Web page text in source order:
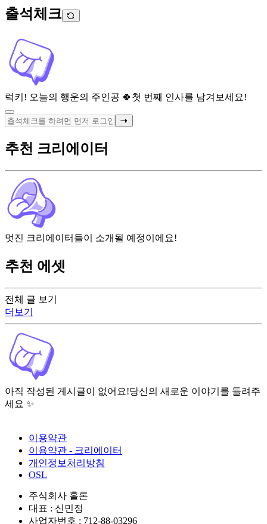
출석체크
럭키! 오늘의 행운의 주인공 🍀 첫 번째 인사를 남겨보세요!
전체 글 보기
더보기
아직 작성된 게시글이 없어요!당신의 새로운 이야기를 들려주
세요 ✨
추천 크리에이터
멋진 크리에이터들이 소개될 예정이에요!
추천 에셋
이용약관
이용약관 - 크리에이터
개인정보처리방침
OSL
주식회사 홀론
대표 : 신민정
사업자번호 : 712-88-03296